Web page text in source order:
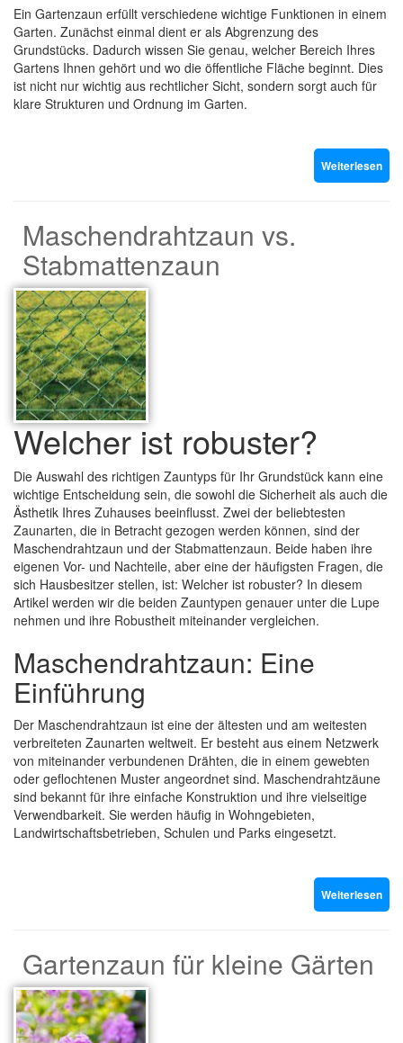
Ein Gartenzaun erfüllt verschiedene wichtige Funktionen in einem
Garten. Zunächst einmal dient er als Abgrenzung des
Grundstücks. Dadurch wissen Sie genau, welcher Bereich Ihres
Gartens Ihnen gehört und wo die öffentliche Fläche beginnt. Dies
ist nicht nur wichtig aus rechtlicher Sicht, sondern sorgt auch für
klare Strukturen und Ordnung im Garten.
Weiterlesen
Maschendrahtzaun vs.
Stabmattenzaun
Welcher ist robuster?
Die Auswahl des richtigen Zauntyps für Ihr Grundstück kann eine
wichtige Entscheidung sein, die sowohl die Sicherheit als auch die
Ästhetik Ihres Zuhauses beeinflusst. Zwei der beliebtesten
Zaunarten, die in Betracht gezogen werden können, sind der
Maschendrahtzaun und der Stabmattenzaun. Beide haben ihre
eigenen Vor- und Nachteile, aber eine der häufigsten Fragen, die
sich Hausbesitzer stellen, ist: Welcher ist robuster? In diesem
Artikel werden wir die beiden Zauntypen genauer unter die Lupe
nehmen und ihre Robustheit miteinander vergleichen.
Maschendrahtzaun: Eine
Einführung
Der Maschendrahtzaun ist eine der ältesten und am weitesten
verbreiteten Zaunarten weltweit. Er besteht aus einem Netzwerk
von miteinander verbundenen Drähten, die in einem gewebten
oder geflochtenen Muster angeordnet sind. Maschendrahtzäune
sind bekannt für ihre einfache Konstruktion und ihre vielseitige
Verwendbarkeit. Sie werden häufig in Wohngebieten,
Landwirtschaftsbetrieben, Schulen und Parks eingesetzt.
Weiterlesen
Gartenzaun für kleine Gärten